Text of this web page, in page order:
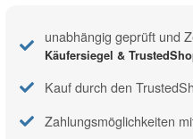
unabhängig geprüft und
Käufersiegel &
Kauf durch den
Zahlungsmöglichkeiten